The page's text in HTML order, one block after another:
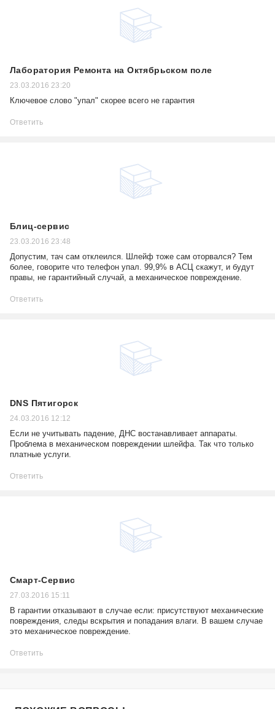
Лаборатория Ремонта на Октябрьском поле
23.03.2016 23:20
Ключевое слово "упал" скорее всего не гарантия
Ответить
Блиц-сервис
23.03.2016 23:48
Допустим, тач сам отклеился. Шлейф тоже сам оторвался? Тем
более, говорите что телефон упал. 99,9% в АСЦ скажут, и будут
правы, не гарантийный случай, а механическое повреждение.
Ответить
DNS Пятигорск
24.03.2016 12:12
Если не учитывать падение, ДНС востанавливает аппараты.
Проблема в механическом повреждении шлейфа. Так что только
платные услуги.
Ответить
Смарт-Сервис
27.03.2016 15:11
В гарантии отказывают в случае если: присутствуют механические
повреждения, следы вскрытия и попадания влаги. В вашем случае
это механическое повреждение.
Ответить